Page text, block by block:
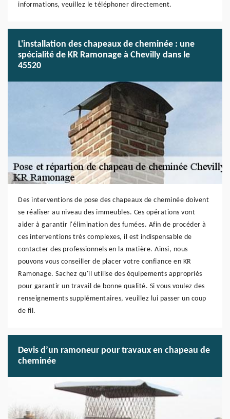
informations, veuillez le téléphoner directement.
L'installation des chapeaux de cheminée : une
spécialité de KR Ramonage à Chevilly dans le
45520
Des interventions de pose des chapeaux de cheminée doivent
se réaliser au niveau des immeubles. Ces opérations vont
aider à garantir l'élimination des fumées. Afin de procéder à
ces interventions très complexes, il est indispensable de
contacter des professionnels en la matière. Ainsi, nous
pouvons vous conseiller de placer votre confiance en KR
Ramonage. Sachez qu'il utilise des équipements appropriés
pour garantir un travail de bonne qualité. Si vous voulez des
renseignements supplémentaires, veuillez lui passer un coup
de fil.
Devis d’un ramoneur pour travaux en chapeau de
cheminée